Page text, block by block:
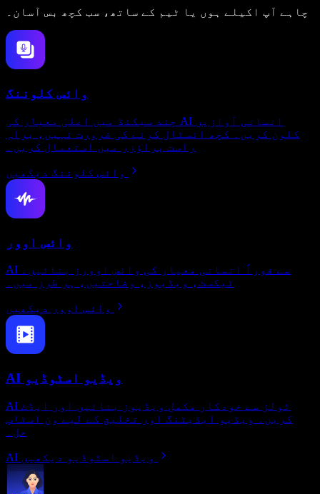
چاہے آپ اکیلے ہوں یا ٹیم کے ساتھ، سب کچھ بس آسان۔
وائس کلوننگ
چند سیکنڈ میں اعلیٰ معیار کی AI انسانی آوازیں
کلون کریں۔ کچھ انسٹال کرنے کی ضرورت نہیں، براہِ
راست براؤزر میں استعمال کریں۔
وائس کلوننگ دیکھیں
وائس اوور
AI سے فوراً انسانی معیار کی وائس اوورز بنائیں۔
ٹیکسٹ، ویڈیوز، وضاحتیں، ہر طرز میں۔
وائس اوور دیکھیں
AI ویڈیو اسٹوڈیو
AI ٹولز سے خودکار مکمل ویڈیوز بنائیں اور ایڈٹ
کریں۔ ویڈیو ایڈیٹنگ اور تخلیق کے لیے ون اسٹاپ
حل۔
AI ویڈیو اسٹوڈیو دیکھیں